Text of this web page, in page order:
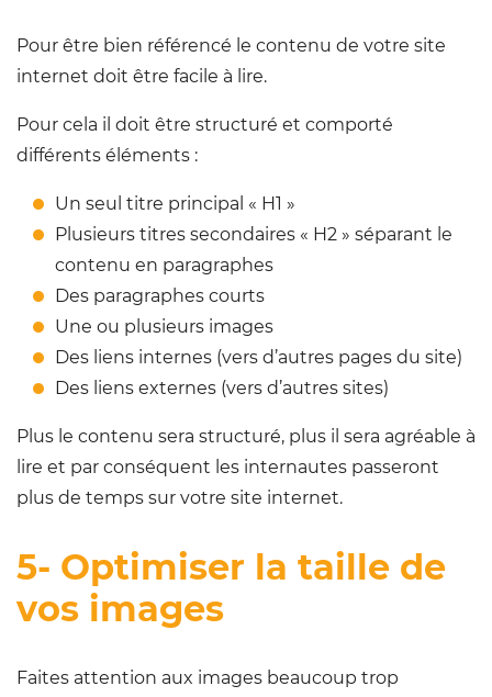
Pour être bien référencé le contenu de votre site
internet doit être facile à lire.
Pour cela il doit être structuré et comporté
différents éléments :
Un seul titre principal « H1 »
Plusieurs titres secondaires « H2 » séparant le
contenu en paragraphes
Des paragraphes courts
Une ou plusieurs images
Des liens internes (vers d’autres pages du site)
Des liens externes (vers d’autres sites)
Plus le contenu sera structuré, plus il sera agréable à
lire et par conséquent les internautes passeront
plus de temps sur votre site internet.
5- Optimiser la taille de
vos images
Faites attention aux images beaucoup trop